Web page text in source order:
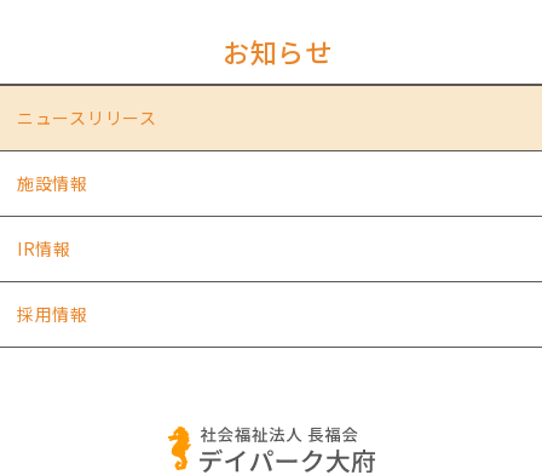
お知らせ
ニュースリリース
施設情報
IR情報
採用情報